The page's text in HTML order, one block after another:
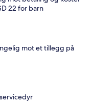
22 for barn
mot et tillegg på